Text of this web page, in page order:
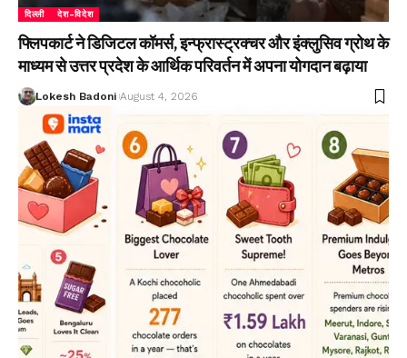
दिल्ली देश-विदेश
फ्लिपकार्ट ने डिजिटल कॉमर्स, इन्फ्रास्ट्रक्चर और इंक्लुसिव ग्रोथ के
माध्यम से उत्तर प्रदेश के आर्थिक परिवर्तन में अपना योगदान बढ़ाया
Lokesh Badoni August 4, 2026